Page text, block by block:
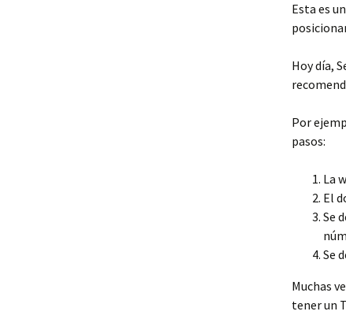
Esta es
Hoy día,
Por
pasos:
La
El
Se
Se
Muchas
tener un